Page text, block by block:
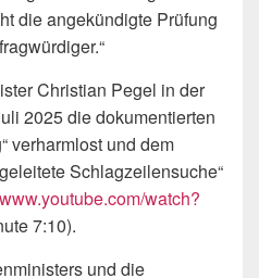
die angekündigte Prüfung
Christian Pegel in der
2025 die dokumentierten
verharmlost und dem
Schlagzeilensuche“
watch?
7:10).
und die